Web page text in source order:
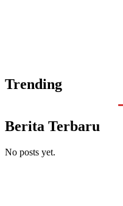
Trending
Berita Terbaru
No posts yet.